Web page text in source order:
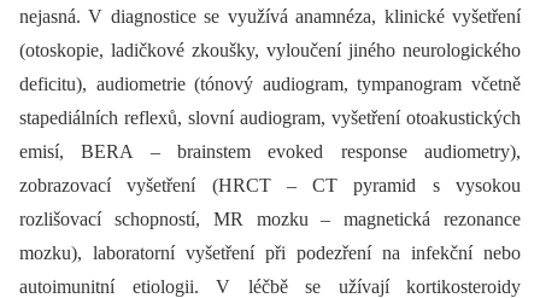
nejasná. V diagnostice se využívá anamnéza, klinické vyšetření
(otoskopie, ladičkové zkoušky, vyloučení jiného neurologického
deficitu), audiometrie (tónový audiogram, tympanogram včetně
stapediálních reflexů, slovní audiogram, vyšetření otoakustických
emisí, BERA –⁠ brainstem evoked response audiometry),
zobrazovací vyšetření (HRCT –⁠ CT pyramid s vysokou
rozlišovací schopností, MR mozku –⁠ magnetická rezonance
mozku), laboratorní vyšetření při podezření na infekční nebo
autoimunitní etiologii. V léčbě se užívají kortikosteroidy